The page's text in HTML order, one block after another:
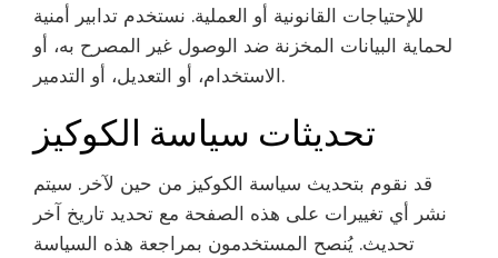
للإحتياجات القانونية أو العملية. نستخدم تدابير أمنية
لحماية البيانات المخزنة ضد الوصول غير المصرح به، أو
الاستخدام، أو التعديل، أو التدمير.
تحديثات سياسة الكوكيز
قد نقوم بتحديث سياسة الكوكيز من حين لآخر. سيتم
نشر أي تغييرات على هذه الصفحة مع تحديد تاريخ آخر
تحديث. يُنصح المستخدمون بمراجعة هذه السياسة